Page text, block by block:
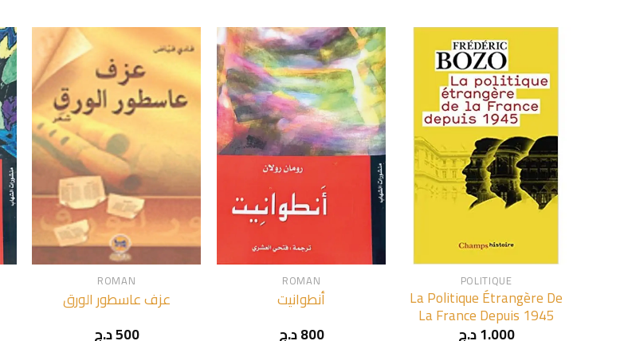
+
ROMAN
عزف عاسطور الورق
500د.ج
ROMAN
أنطوانيت
800د.ج
POLITIQUE
La Politique Étrangère De
La France Depuis 1945
1.000د.ج